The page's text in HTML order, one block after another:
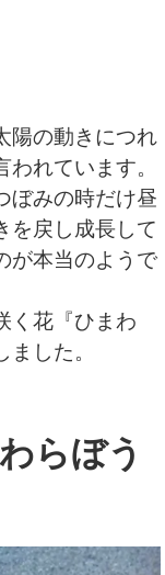
陽の動きにつれ
れています。
ぼみの時だけ昼
を戻し成長して
が本当のようで
く花『ひまわ
した。
らぼう